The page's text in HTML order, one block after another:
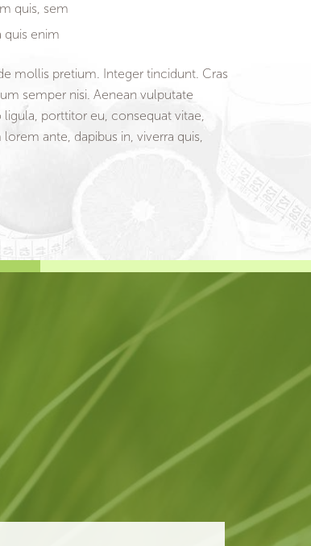
quis, sem
quis enim
mollis pretium. Integer tincidunt. Cras
semper nisi. Aenean vulputate
porttitor eu, consequat vitae,
ante, dapibus in, viverra quis,